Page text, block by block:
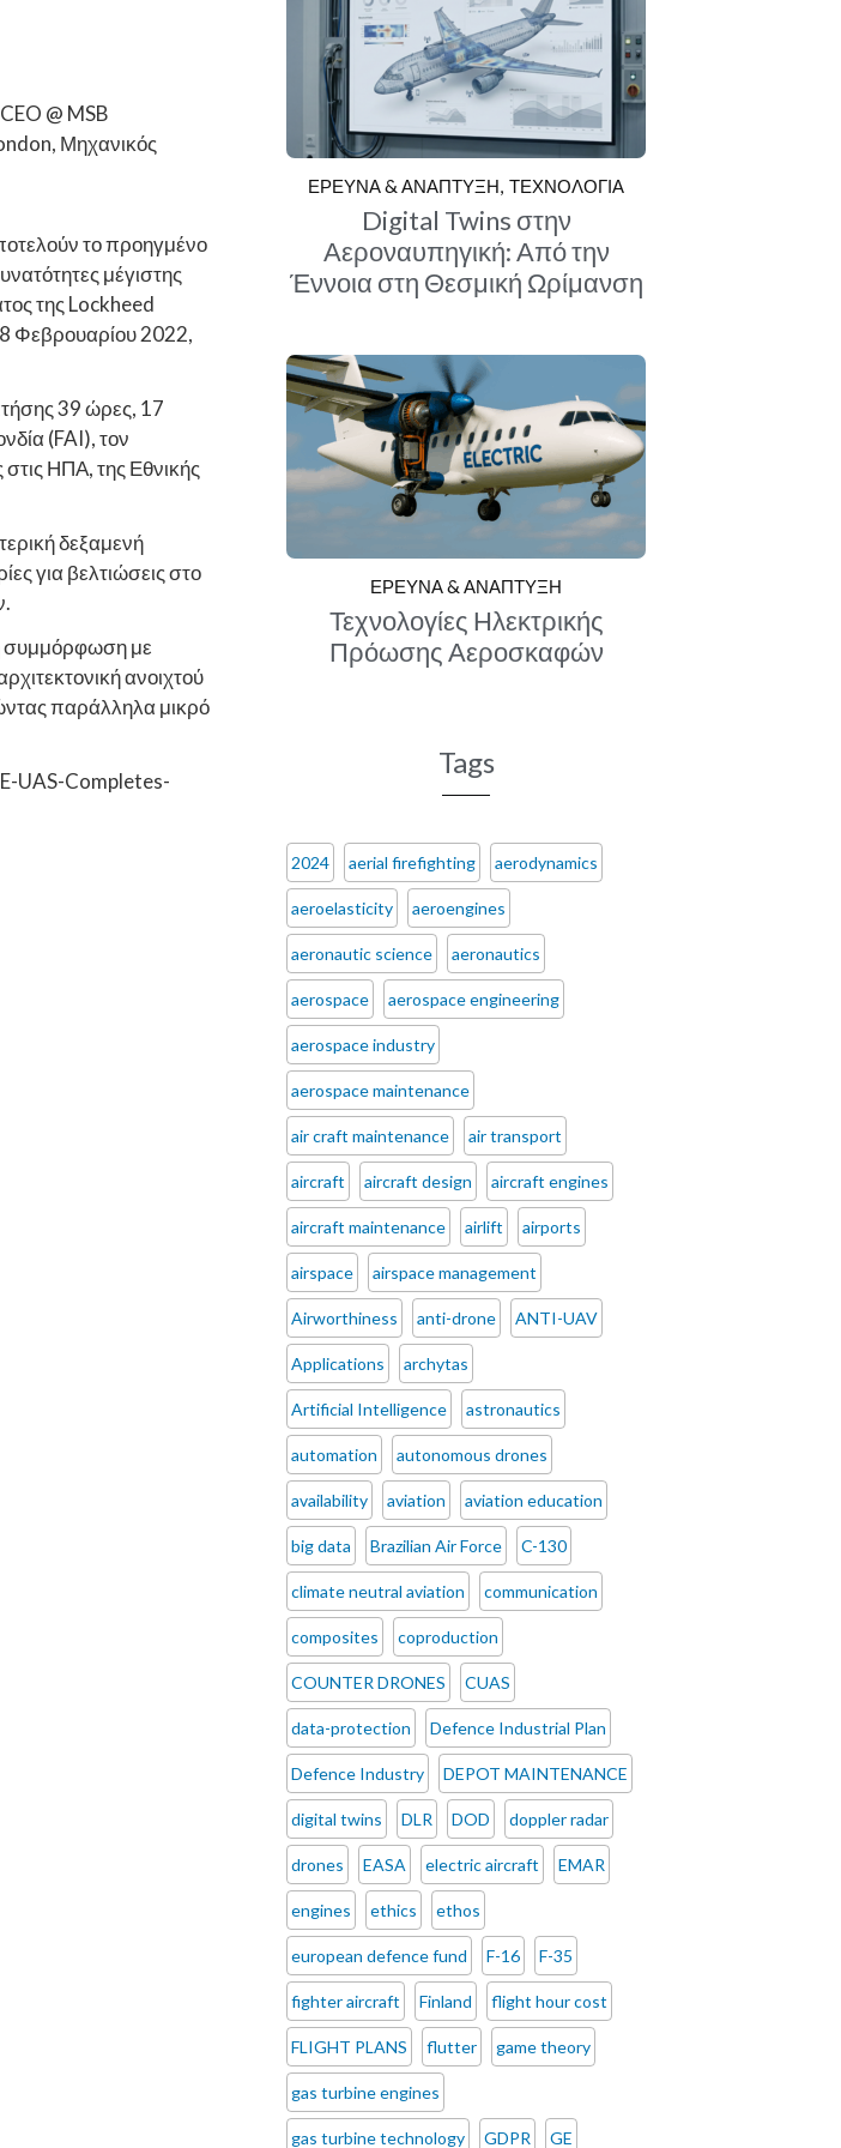
@ MSB
Μηχανικός
το προηγμένο
μέγιστης
της Lockheed
Φεβρουαρίου 2022,
39 ώρες, 17
(FAI), τον
ΗΠΑ, της Εθνικής
δεξαμενή
για βελτιώσεις στο
συμμόρφωση με
ανοιχτού
παράλληλα μικρό
UAS-Completes-
ΕΡΕΥΝΑ & ΑΝΑΠΤΥΞΗ ΤΕΧΝΟΛΟΓΙΑ
Digital Twins στην
Αεροναυπηγική: Από την
Έννοια στη Θεσμική Ωρίμανση
ΕΡΕΥΝΑ & ΑΝΑΠΤΥΞΗ
Τεχνολογίες Ηλεκτρικής
Πρόωσης Αεροσκαφών
Tags
2024 aerial firefighting aerodynamics
aeroelasticity aeroengines
aeronautic science aeronautics
aerospace aerospace engineering
aerospace industry
aerospace maintenance
air craft maintenance air transport
aircraft aircraft design aircraft engines
aircraft maintenance airlift airports
airspace airspace management
Airworthiness anti-drone ANTI-UAV
Applications archytas
Artificial Intelligence astronautics
automation autonomous drones
availability aviation aviation education
big data Brazilian Air Force C-130
climate neutral aviation communication
composites coproduction
COUNTER DRONES CUAS
data-protection Defence Industrial Plan
Defence Industry DEPOT MAINTENANCE
digital twins DLR DOD doppler radar
drones EASA electric aircraft EMAR
engines ethics ethos
european defence fund F-16 F-35
fighter aircraft Finland flight hour cost
FLIGHT PLANS flutter game theory
gas turbine engines
gas turbine technology GDPR GE